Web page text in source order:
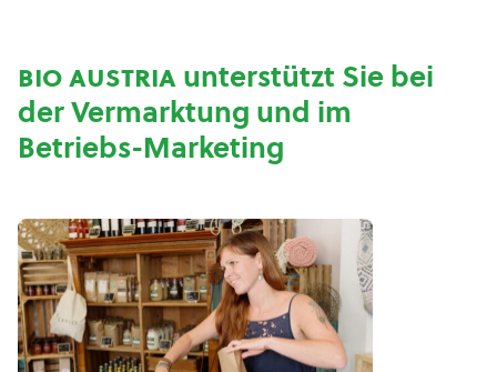
bio austriaunterstützt Sie bei
der Vermarktung und im
Betriebs-Marketing